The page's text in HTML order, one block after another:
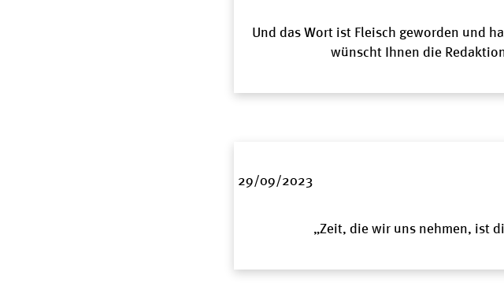
Und das Wort ist Fleisch geworden und
wünscht Ihnen die
29/09/2023
„Zeit, die wir uns nehmen, ist